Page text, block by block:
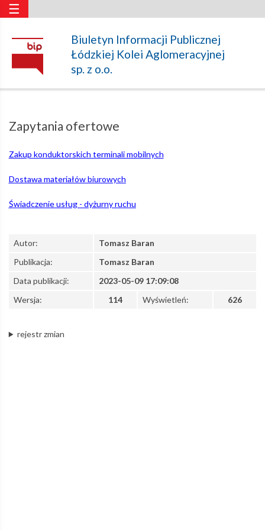
Zapytania
ofertowe
Łódzka
Kolej
Biuletyn Informacji Publicznej
Łódzkiej Kolei Aglomeracyjnej
sp. z o.o.
☰
Zapytania ofertowe
Zakup konduktorskich terminali mobilnych
Dostawa materiałów biurowych
Świadczenie usług - dyżurny ruchu
Autor: Tomasz Baran
Wersja: 114 Wyświetleń: 626
Publikacja:
Tomasz Baran
Data publikacji:
2023-05-09 17:09:08
rejestr zmian